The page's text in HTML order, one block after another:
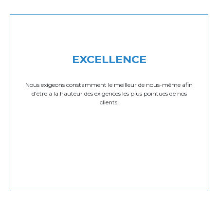
EXCELLENCE
Nous exigeons constamment le meilleur de nous-même afin
d’être à la hauteur des exigences les plus pointues de nos
clients.